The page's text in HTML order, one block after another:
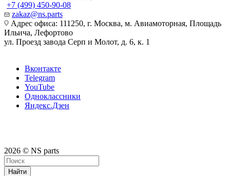
+7 (499) 450-90-08
zakaz@ns.parts
Адрес офиса: 111250, г. Москва, м. Авиамоторная, Площадь
Ильича, Лефортово
ул. Проезд завода Серп и Молот, д. 6, к. 1
Вконтакте
Telegram
YouTube
Одноклассники
Яндекс.Дзен
2026 © NS parts
Найти